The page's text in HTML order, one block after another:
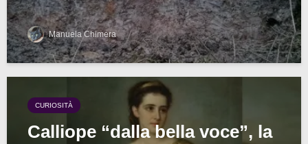
Manuela Chimera
CURIOSITÀ
Calliope “dalla bella voce”, la